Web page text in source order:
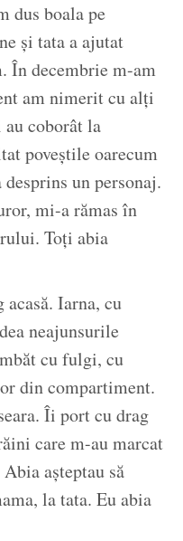
dus boala pe
și tata a ajutat
În decembrie m-am
am nimerit cu alți
coborât la
poveștile oarecum
un personaj.
mi-a rămas în
Toți abia
acasă. Iarna, cu
neajunsurile
cu fulgi, cu
din compartiment.
Îi port cu drag
care m-au marcat
așteptau să
la tata. Eu abia